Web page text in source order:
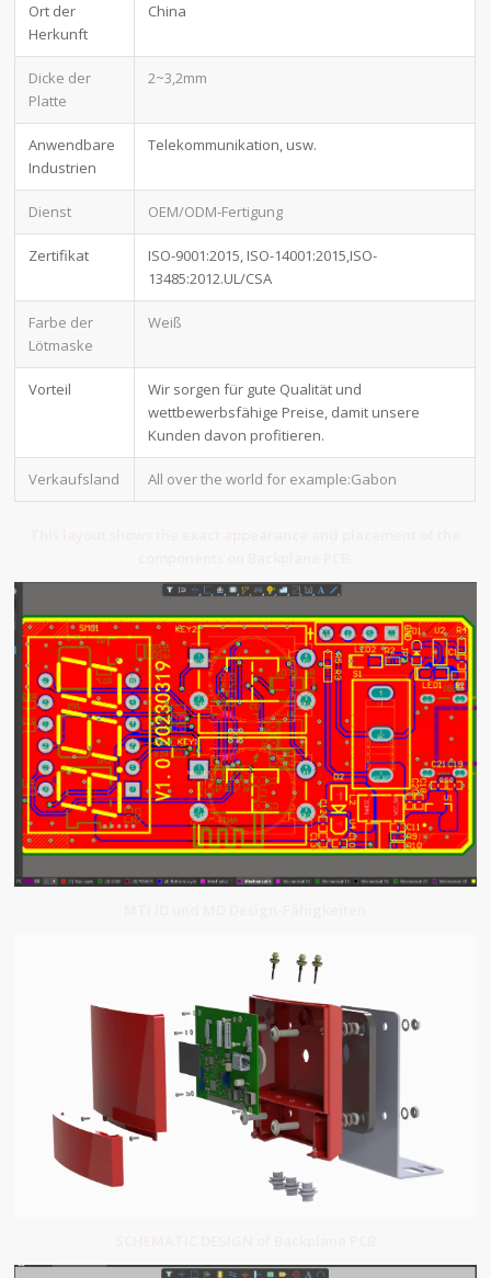
Ort der
Herkunft
China
Dicke der
Platte
2~3,2mm
Anwendbare
Industrien
Telekommunikation, usw.
Dienst OEM/ODM-Fertigung
Zertifikat
ISO-9001:2015, ISO-14001:2015,ISO-
13485:2012.UL/CSA
Farbe der
Lötmaske
Weiß
Vorteil
Wir sorgen für gute Qualität und
wettbewerbsfähige Preise, damit unsere
Kunden davon profitieren.
Verkaufsland All over the world for example:Gabon